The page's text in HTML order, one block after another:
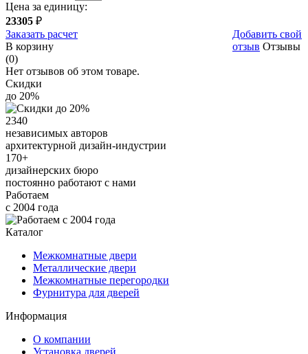
Цена за единицу:
23305 ₽
Заказать расчет
В корзину
Добавить свой
отзыв Отзывы
(0)
Нет отзывов об этом товаре.
Скидки
до 20%
2340
независимых авторов
архитектурной дизайн-индустрии
170+
дизайнерских бюро
постоянно работают с нами
Работаем
с 2004 года
Каталог
Межкомнатные двери
Металлические двери
Межкомнатные перегородки
Фурнитура для дверей
Информация
О компании